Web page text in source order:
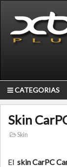
CATEGORIAS
Skin
Skin
El skin CarPC